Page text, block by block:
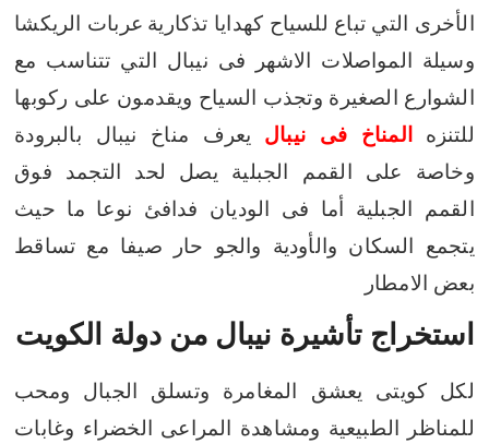
الأخرى التي تباع للسياح كهدايا تذكارية عربات الريكشا
وسيلة المواصلات الاشهر فى نيبال التي تتناسب مع
الشوارع الصغيرة وتجذب السياح ويقدمون على ركوبها
للتنزه
المناخ فى نيبال
يعرف مناخ نيبال بالبرودة
وخاصة على القمم الجبلية يصل لحد التجمد فوق
القمم الجبلية أما فى الوديان فدافئ نوعا ما حيث
يتجمع السكان والأودية والجو حار صيفا مع تساقط
بعض الامطار
استخراج تأشيرة نيبال من دولة الكويت
لكل كويتى يعشق المغامرة وتسلق الجبال ومحب
للمناظر الطبيعية ومشاهدة المراعى الخضراء وغابات